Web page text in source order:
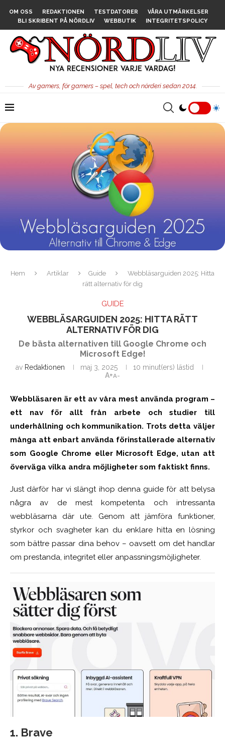
OM OSS REDAKTIONEN TESTDATORER
VÅRA UTMÄRKELSER
BLI SKRIBENT PÅ NÖRDLIV
WEBBUTIK INTEGRITETSPOLICY
Av gamers, för gamers – spel, tech och nörderi sedan 2014.
Hem Artiklar Guide
Webbläsarguiden 2025: Hitta
rätt alternativ för dig
GUIDE
WEBBLÄSARGUIDEN 2025: HITTA RÄTT
ALTERNATIV FÖR DIG
De bästa alternativen till Google Chrome och
Microsoft Edge!
av Redaktionen maj 3, 2025
10 minut(ers) lästid
A+A-
Webbläsaren är ett av våra mest använda program –
ett nav för allt från arbete och studier till
underhållning och kommunikation. Trots detta väljer
många att enbart använda förinstallerade alternativ
som Google Chrome eller Microsoft Edge, utan att
överväga vilka andra möjligheter som faktiskt finns.
Just därför har vi slängt ihop denna guide för att belysa
några av de mest kompetenta och intressanta
webbläsarna där ute. Genom att jämföra funktioner,
styrkor och svagheter kan du enklare hitta en lösning
som bättre passar dina behov – oavsett om det handlar
om prestanda, integritet eller anpassningsmöjligheter.
1. Brave